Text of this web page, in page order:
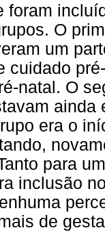
foram
O
um
cuidado
natal. O
era o
para
inclusão
de